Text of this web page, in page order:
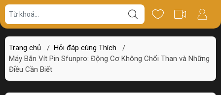
Trang chủ / Hỏi đáp cùng Thích
/
Máy Bắn Vít Pin Sfunpro: Động Cơ Không Chổi Than và Những
Điều Cần Biết